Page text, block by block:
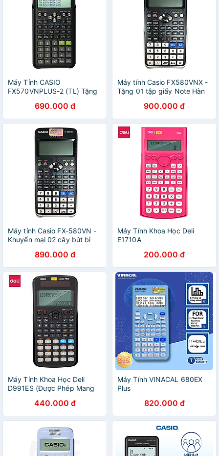
Máy Tính CASIO
FX570VNPLUS-2 (TL) Tặng
690.000 đ
Máy tính Casio FX580VNX -
Tặng 01 tập giấy Note Hàn
900.000 đ
Máy tính Casio FX-580VN -
Khuyến mại 02 cây bút bi
890.000 đ
Máy Tính Khoa Học Deli
E1710A
200.000 đ
Máy Tính Khoa Học Deli
D991ES (Được Phép Mang
440.000 đ
Máy Tính VINACAL 680EX
Plus
820.000 đ